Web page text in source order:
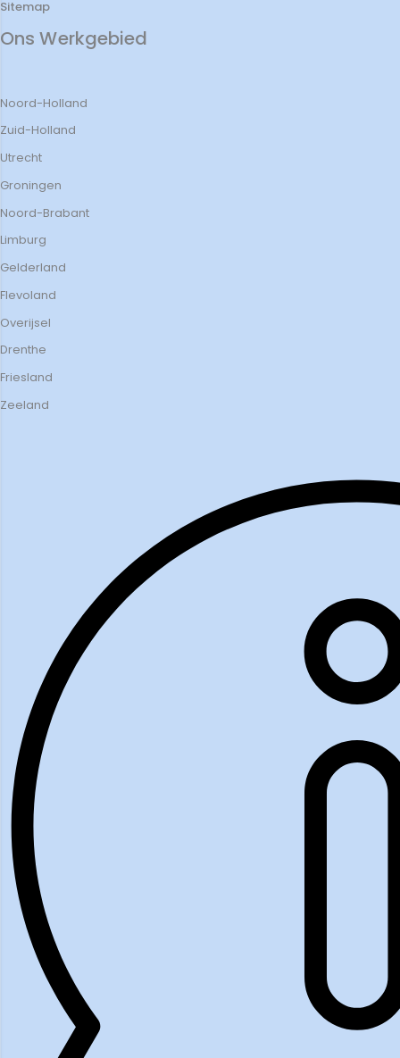
Sitemap
Ons Werkgebied
Noord-Holland
Zuid-Holland
Utrecht
Groningen
Noord-Brabant
Limburg
Gelderland
Flevoland
Overijsel
Drenthe
Friesland
Zeeland